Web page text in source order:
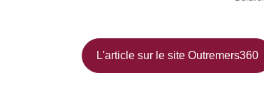
L'article sur le site Outremers360